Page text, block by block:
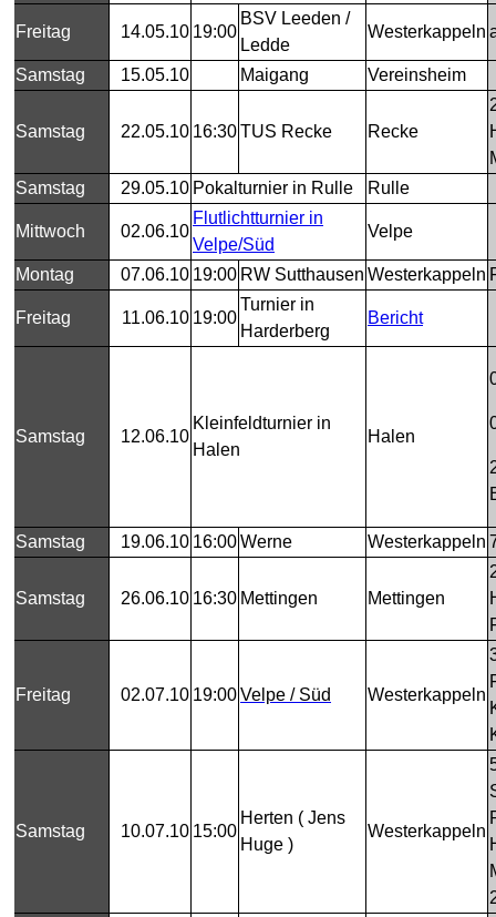
Freitag 14.05.10 19:00
BSV Leeden /
Ledde
Westerkappeln
Samstag 15.05.10 Maigang Vereinsheim
Samstag 22.05.10 16:30TUS Recke Recke
Samstag
29.05.10 Pokalturnier in Rulle Rulle
Mittwoch 02.06.10
Flutlichtturnier in
Velpe/Süd
Velpe
Montag 07.06.10 19:00 RW Sutthausen Westerkappeln
Freitag 11.06.10 19:00
Turnier in
Harderberg
Bericht
Samstag 12.06.10
Kleinfeldturnier in
Halen
Halen
Samstag 19.06.10 16:00Werne Westerkappeln
Samstag 26.06.10 16:30 Mettingen Mettingen
Freitag 02.07.10 19:00Velpe / Süd Westerkappeln
Samstag 10.07.10 15:00
Herten ( Jens
Huge )
Westerkappeln